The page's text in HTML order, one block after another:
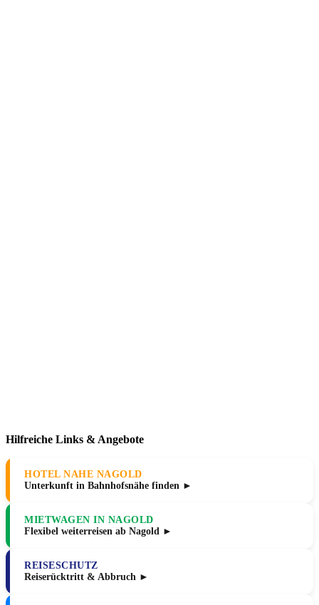
Hilfreiche Links & Angebote
HOTEL NAHE NAGOLD
Unterkunft in Bahnhofsnähe finden ►
MIETWAGEN IN NAGOLD
Flexibel weiterreisen ab Nagold ►
REISESCHUTZ
Reiserücktritt & Abbruch ►